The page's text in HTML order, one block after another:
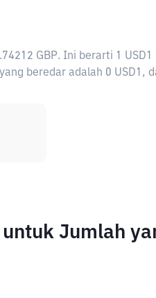
GBP. Ini berarti 1 USD1
beredar adalah 0
untuk Jumlah